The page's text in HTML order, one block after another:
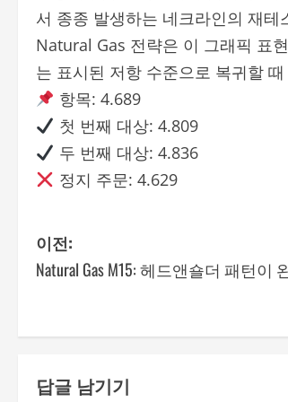
서 종종 발생하는 네크라인의 재
Natural Gas 전략은 이 그래픽 표
는 표시된 저항 수준으로 복귀할
항목: 4.689
첫 번째 대상: 4.809
두 번째 대상: 4.836
정지 주문: 4.629
P
o
이전:
Natural Gas M15: 헤드앤숄더 패턴이
답글 남기기